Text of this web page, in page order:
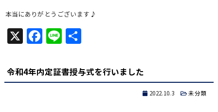
本当にありがとうございます♪
X Facebook
Line共
令和4年内定証書授与式を行いました
2022.10.3 未分類